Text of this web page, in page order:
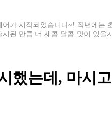
가 시작되었습니다~! 작년에는
된 만큼 더 새콤 달콤 맛이 있을
했는데, 마시